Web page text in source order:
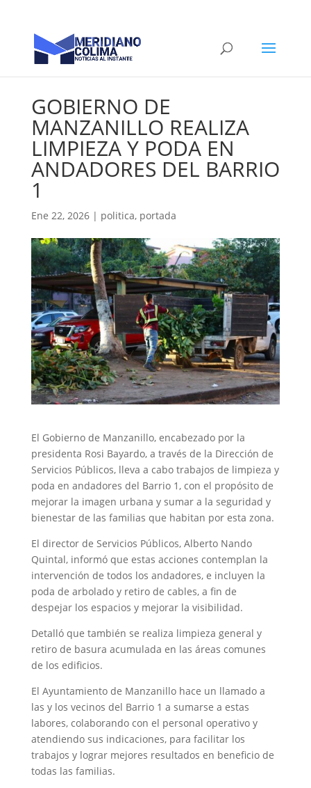
GOBIERNO DE
MANZANILLO REALIZA
LIMPIEZA Y PODA EN
ANDADORES DEL BARRIO
1
Ene 22, 2026| politica, portada
El Gobierno de Manzanillo, encabezado por la
presidenta Rosi Bayardo, a través de la Dirección de
Servicios Públicos, lleva a cabo trabajos de limpieza y
poda en andadores del Barrio 1, con el propósito de
mejorar la imagen urbana y sumar a la seguridad y
bienestar de las familias que habitan por esta zona.
El director de Servicios Públicos, Alberto Nando
Quintal, informó que estas acciones contemplan la
intervención de todos los andadores, e incluyen la
poda de arbolado y retiro de cables, a fin de
despejar los espacios y mejorar la visibilidad.
Detalló que también se realiza limpieza general y
retiro de basura acumulada en las áreas comunes
de los edificios.
El Ayuntamiento de Manzanillo hace un llamado a
las y los vecinos del Barrio 1 a sumarse a estas
labores, colaborando con el personal operativo y
atendiendo sus indicaciones, para facilitar los
trabajos y lograr mejores resultados en beneficio de
todas las familias.